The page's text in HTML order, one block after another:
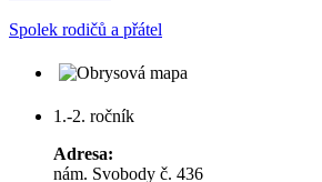
Spolek rodičů a přátel
1.-2. ročník
Adresa:
nám. Svobody č. 436